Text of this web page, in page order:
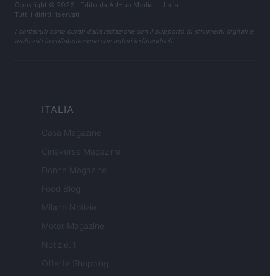
Copyright © 2026 · Edito da AdHub Media — Italia
Tutti i diritti riservati
I contenuti sono curati dalla redazione con il supporto di strumenti digitali e
realizzati in collaborazione con autori indipendenti.
ITALIA
Casa Magazine
Cineverse Magazine
Donne Magazine
Food Blog
Milano Notizie
Motor Magazine
Notizie.it
Offerte Shopping